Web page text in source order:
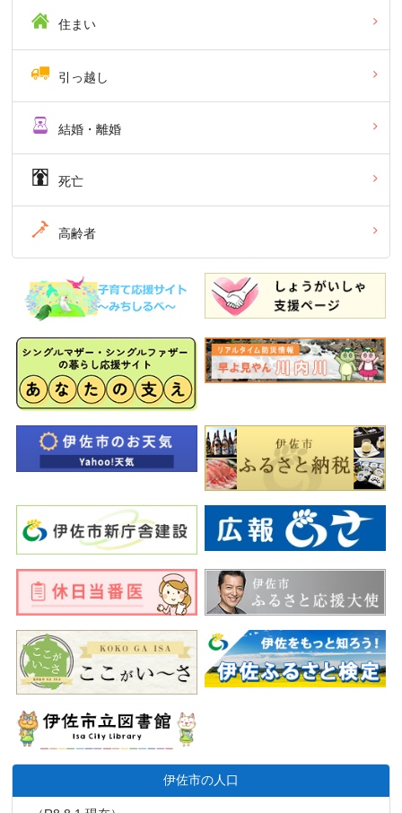
住まい
引っ越し
結婚・離婚
死亡
高齢者
伊佐市の人口